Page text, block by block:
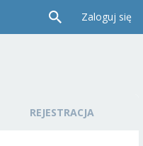
Zaloguj się
REJESTRACJA